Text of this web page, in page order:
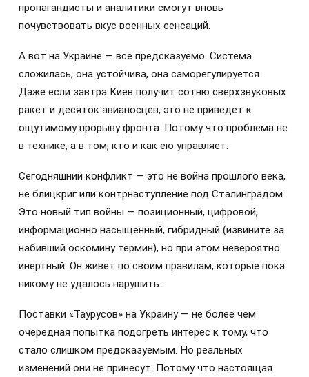
пропагандисты и аналитики смогут вновь
почувствовать вкус военных сенсаций.
А вот на Украине — всё предсказуемо. Система
сложилась, она устойчива, она саморегулируется.
Даже если завтра Киев получит сотню сверхзвуковых
ракет и десяток авианосцев, это не приведёт к
ощутимому прорыву фронта. Потому что проблема не
в технике, а в том, кто и как ею управляет.
Сегодняшний конфликт — это не война прошлого века,
не блицкриг или контрнаступление под Сталинградом.
Это новый тип войны — позиционный, цифровой,
информационно насыщенный, гибридный (извините за
набивший оскомину термин), но при этом невероятно
инертный. Он живёт по своим правилам, которые пока
никому не удалось нарушить.
Поставки «Таурусов» на Украину — не более чем
очередная попытка подогреть интерес к тому, что
стало слишком предсказуемым. Но реальных
изменений они не принесут. Потому что настоящая